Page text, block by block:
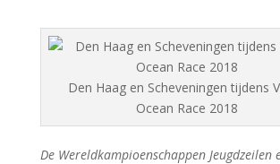
Den Haag en Scheveningen tijdens
Ocean Race 2018
De Wereldkampioenschappen Jeugdzeilen